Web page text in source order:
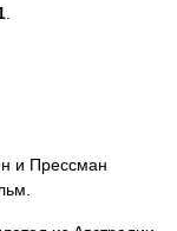
.
и Прессман